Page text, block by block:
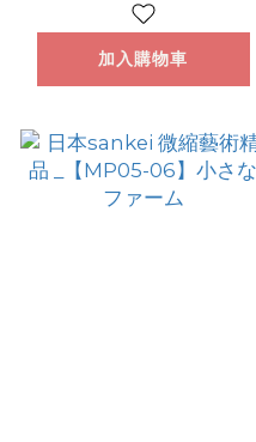
加入購物車